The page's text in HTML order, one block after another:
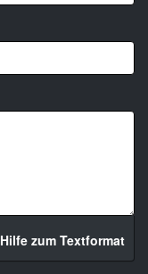
Hilfe zum Textformat